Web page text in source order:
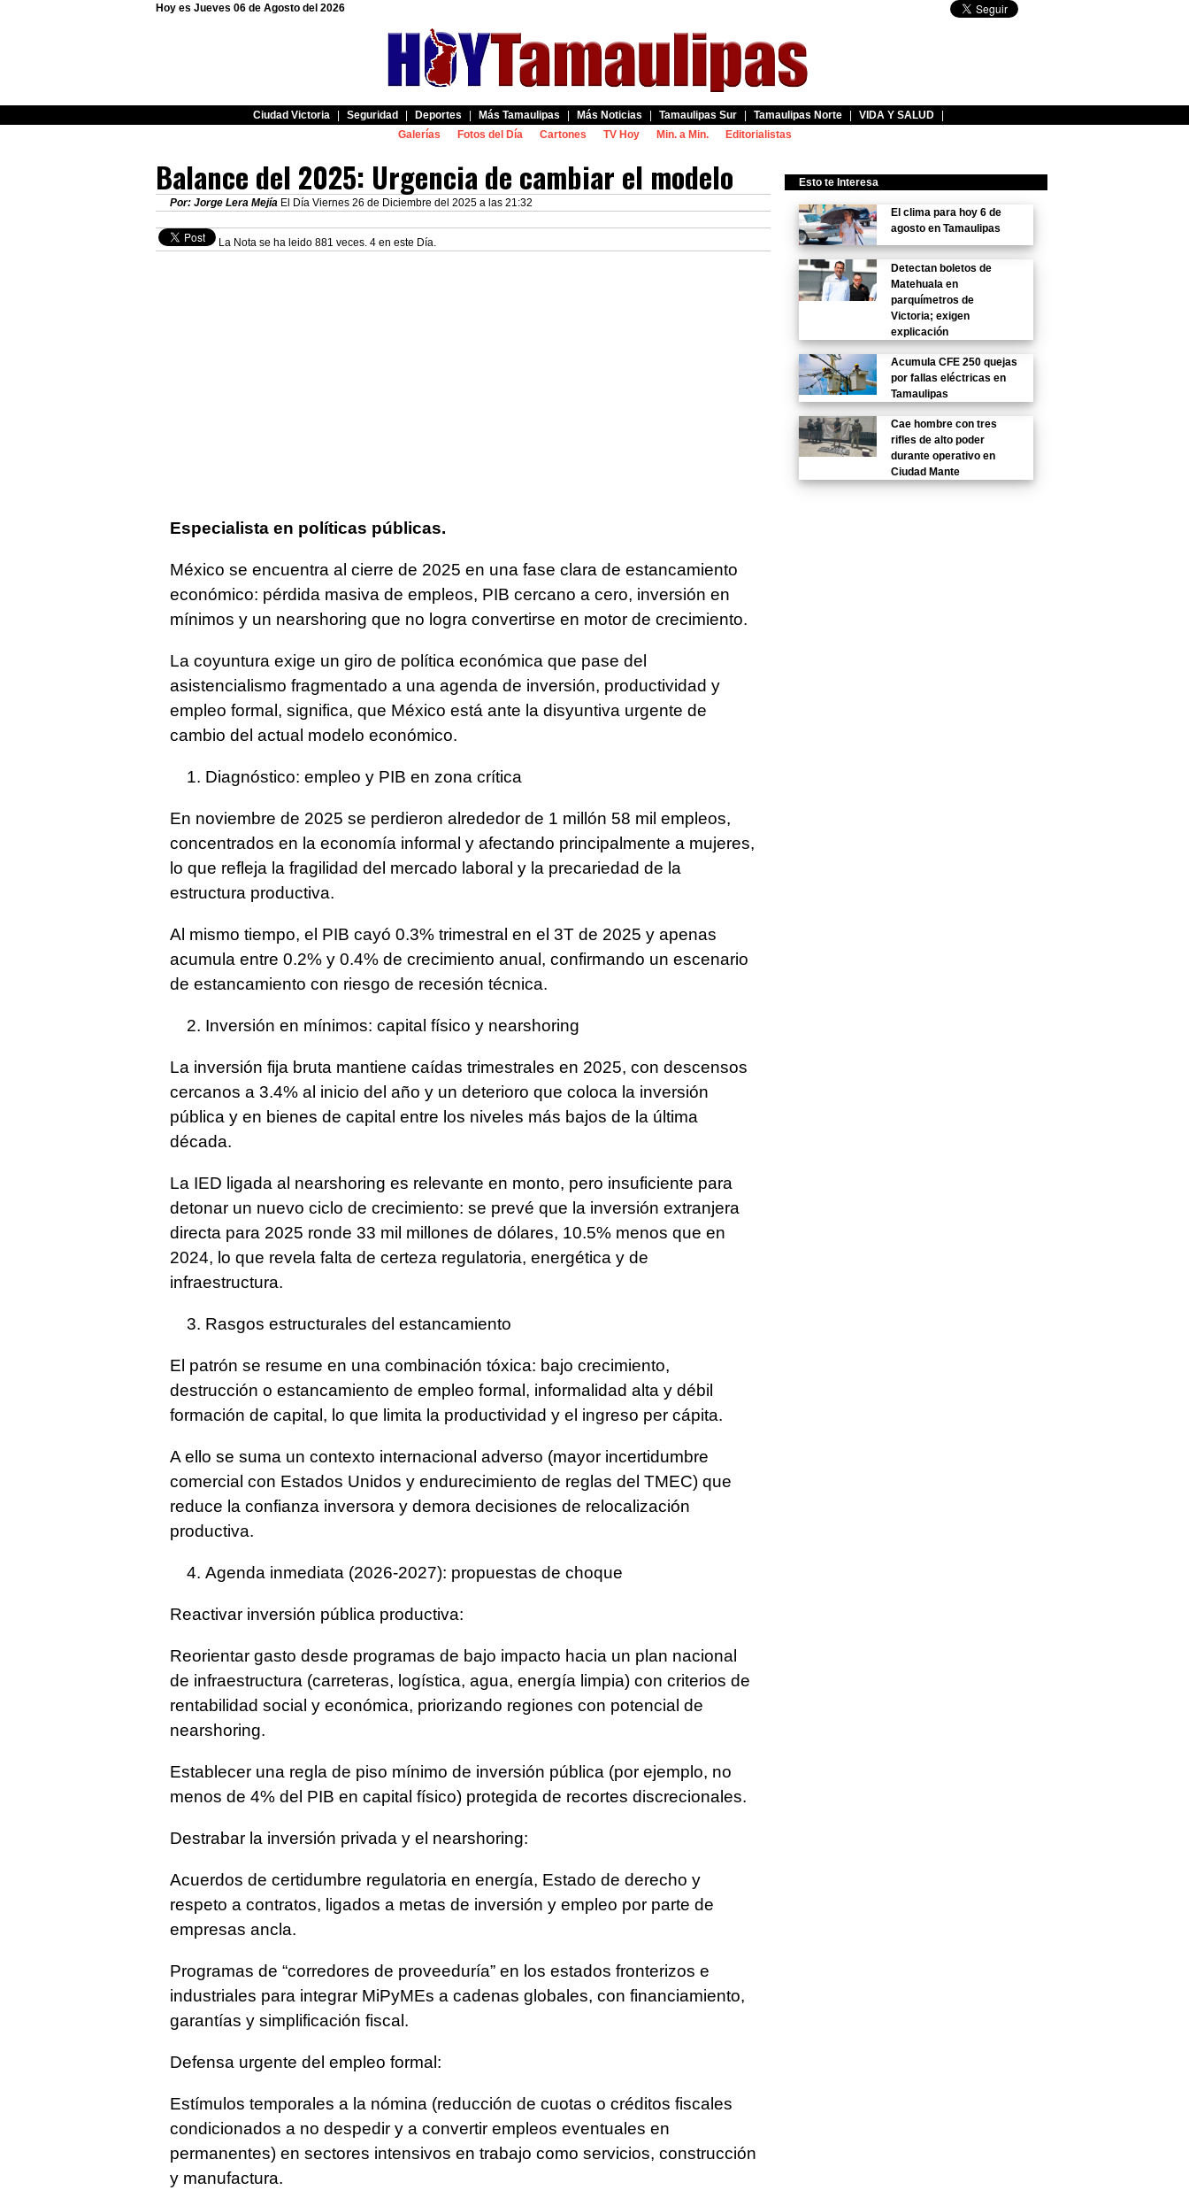
Hoy es Jueves 06 de Agosto del 2026
Ciudad Victoria Seguridad Deportes Más Tamaulipas Más Noticias Tamaulipas Sur Tamaulipas Norte VIDA Y SALUD
Galerías
Fotos del Día Cartones TV Hoy Min. a Min. Editorialistas
Balance del 2025: Urgencia de cambiar el modelo
Por: Jorge Lera Mejía El Día Viernes 26 de Diciembre del 2025 a las 21:32
La Nota se ha leido 881 veces. 4 en este Día.
Especialista en políticas públicas.
México se encuentra al cierre de 2025 en una fase clara de estancamiento
económico: pérdida masiva de empleos, PIB cercano a cero, inversión en
mínimos y un nearshoring que no logra convertirse en motor de crecimiento.
La coyuntura exige un giro de política económica que pase del
asistencialismo fragmentado a una agenda de inversión, productividad y
empleo formal, significa, que México está ante la disyuntiva urgente de
cambio del actual modelo económico.
Diagnóstico: empleo y PIB en zona crítica
En noviembre de 2025 se perdieron alrededor de 1 millón 58 mil empleos,
concentrados en la economía informal y afectando principalmente a mujeres,
lo que refleja la fragilidad del mercado laboral y la precariedad de la
estructura productiva.
Al mismo tiempo, el PIB cayó 0.3% trimestral en el 3T de 2025 y apenas
acumula entre 0.2% y 0.4% de crecimiento anual, confirmando un escenario
de estancamiento con riesgo de recesión técnica.
Inversión en mínimos: capital físico y nearshoring
La inversión fija bruta mantiene caídas trimestrales en 2025, con descensos
cercanos a 3.4% al inicio del año y un deterioro que coloca la inversión
pública y en bienes de capital entre los niveles más bajos de la última
década.
La IED ligada al nearshoring es relevante en monto, pero insuficiente para
detonar un nuevo ciclo de crecimiento: se prevé que la inversión extranjera
directa para 2025 ronde 33 mil millones de dólares, 10.5% menos que en
2024, lo que revela falta de certeza regulatoria, energética y de
infraestructura.
Rasgos estructurales del estancamiento
El patrón se resume en una combinación tóxica: bajo crecimiento,
destrucción o estancamiento de empleo formal, informalidad alta y débil
formación de capital, lo que limita la productividad y el ingreso per cápita.
A ello se suma un contexto internacional adverso (mayor incertidumbre
comercial con Estados Unidos y endurecimiento de reglas del TMEC) que
reduce la confianza inversora y demora decisiones de relocalización
productiva.
Agenda inmediata (2026‑2027): propuestas de choque
Reactivar inversión pública productiva:
Reorientar gasto desde programas de bajo impacto hacia un plan nacional
de infraestructura (carreteras, logística, agua, energía limpia) con criterios de
rentabilidad social y económica, priorizando regiones con potencial de
nearshoring.
Establecer una regla de piso mínimo de inversión pública (por ejemplo, no
menos de 4% del PIB en capital físico) protegida de recortes discrecionales.
Destrabar la inversión privada y el nearshoring:
Acuerdos de certidumbre regulatoria en energía, Estado de derecho y
respeto a contratos, ligados a metas de inversión y empleo por parte de
empresas ancla.
Programas de “corredores de proveeduría” en los estados fronterizos e
industriales para integrar MiPyMEs a cadenas globales, con financiamiento,
garantías y simplificación fiscal.
Defensa urgente del empleo formal:
Estímulos temporales a la nómina (reducción de cuotas o créditos fiscales
condicionados a no despedir y a convertir empleos eventuales en
permanentes) en sectores intensivos en trabajo como servicios, construcción
y manufactura.
Esto te Interesa
El clima para hoy 6 de
agosto en Tamaulipas
Detectan boletos de
Matehuala en
parquímetros de
Victoria; exigen
explicación
Acumula CFE 250 quejas
por fallas eléctricas en
Tamaulipas
Cae hombre con tres
rifles de alto poder
durante operativo en
Ciudad Mante